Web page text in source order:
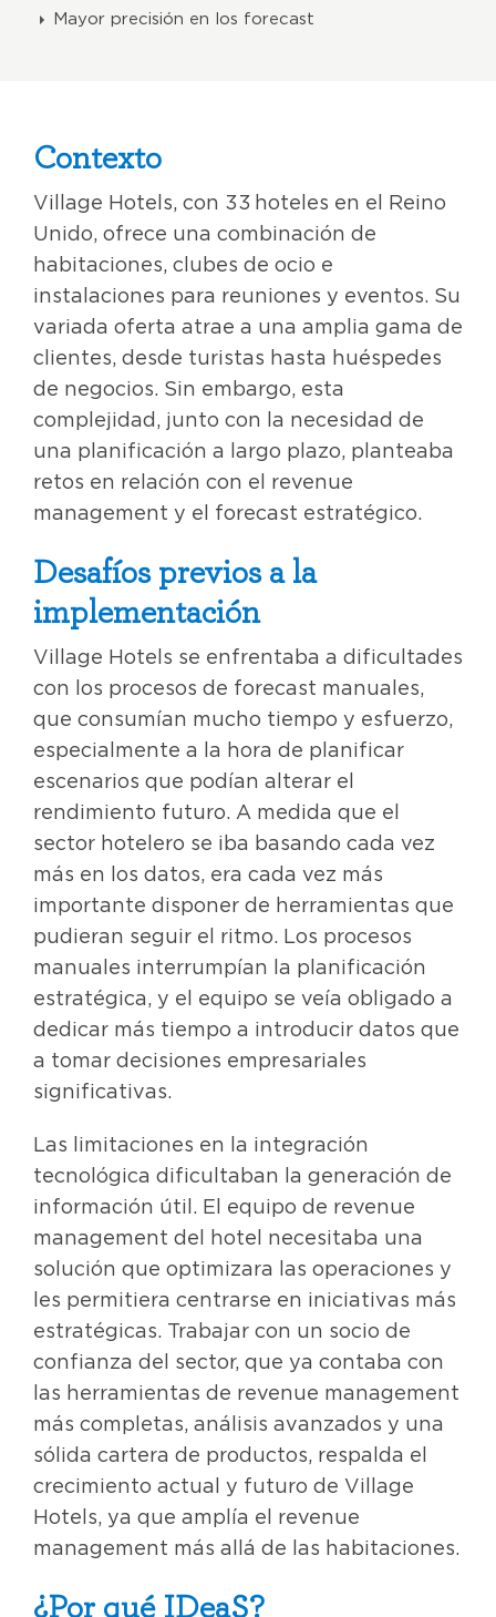
Mayor precisión en los forecast
Contexto
Village Hotels, con 33 hoteles en el Reino
Unido, ofrece una combinación de
habitaciones, clubes de ocio e
instalaciones para reuniones y eventos. Su
variada oferta atrae a una amplia gama de
clientes, desde turistas hasta huéspedes
de negocios. Sin embargo, esta
complejidad, junto con la necesidad de
una planificación a largo plazo, planteaba
retos en relación con el revenue
management y el forecast estratégico.
Desafíos previos a la
implementación
Village Hotels se enfrentaba a dificultades
con los procesos de forecast manuales,
que consumían mucho tiempo y esfuerzo,
especialmente a la hora de planificar
escenarios que podían alterar el
rendimiento futuro. A medida que el
sector hotelero se iba basando cada vez
más en los datos, era cada vez más
importante disponer de herramientas que
pudieran seguir el ritmo. Los procesos
manuales interrumpían la planificación
estratégica, y el equipo se veía obligado a
dedicar más tiempo a introducir datos que
a tomar decisiones empresariales
significativas.
Las limitaciones en la integración
tecnológica dificultaban la generación de
información útil. El equipo de revenue
management del hotel necesitaba una
solución que optimizara las operaciones y
les permitiera centrarse en iniciativas más
estratégicas. Trabajar con un socio de
confianza del sector, que ya contaba con
las herramientas de revenue management
más completas, análisis avanzados y una
sólida cartera de productos, respalda el
crecimiento actual y futuro de Village
Hotels, ya que amplía el revenue
management más allá de las habitaciones.
¿Por qué IDeaS?